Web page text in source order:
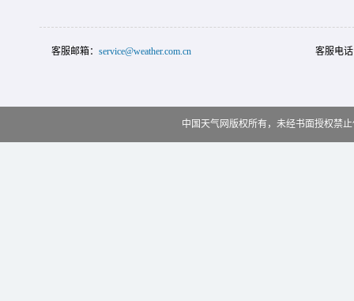
客服邮箱： service@weather.com.cn 客服电
中国天气网版权所有，未经书面授权